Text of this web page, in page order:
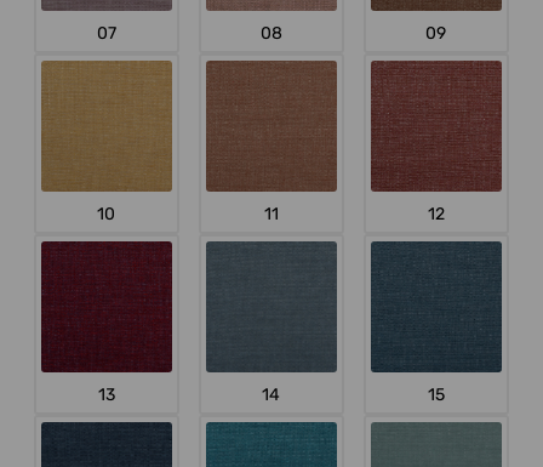
07 08 09
10 11 12
13 14 15